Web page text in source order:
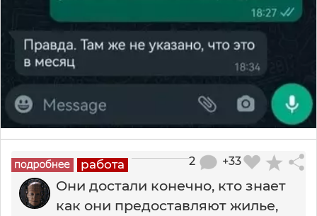
работа +33
2
Они достали конечно, кто знает
как они предоставляют жилье,